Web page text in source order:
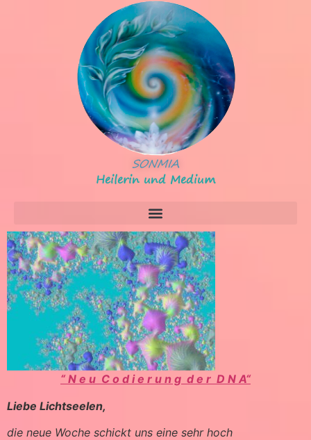
SONMIA
Heilerin und Medium
“ N e u C o d i e r u n g d e r D N A“
Liebe Lichtseelen,
die neue Woche schickt uns eine sehr hoch